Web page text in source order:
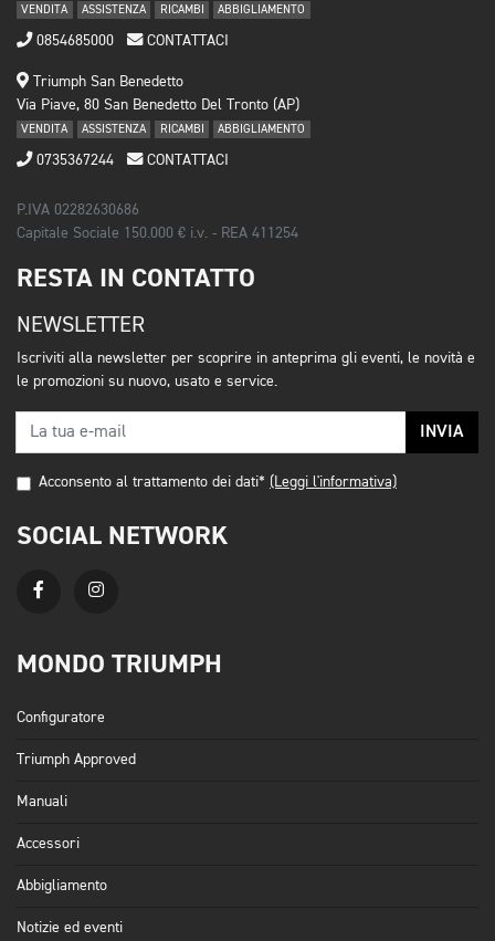
VENDITA ASSISTENZA RICAMBI ABBIGLIAMENTO
0854685000 CONTATTACI
Triumph San Benedetto
Via Piave, 80 San Benedetto Del Tronto (AP)
VENDITA ASSISTENZA RICAMBI ABBIGLIAMENTO
0735367244 CONTATTACI
P.IVA 02282630686
Capitale Sociale 150.000 € i.v. - REA 411254
RESTA IN CONTATTO
NEWSLETTER
Iscriviti alla newsletter per scoprire in anteprima gli eventi, le novità e
le promozioni su nuovo, usato e service.
INVIA
Acconsento al trattamento dei dati* (Leggi l'informativa)
SOCIAL NETWORK
MONDO TRIUMPH
Configuratore
Triumph Approved
Manuali
Accessori
Abbigliamento
Notizie ed eventi